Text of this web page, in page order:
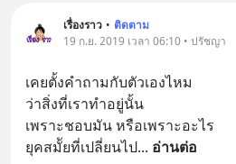
เรื่องราว • ติดตาม
19 ก.ย. 2019 เวลา 06:10 • ปรัชญา
เคยตั้งคำถามกับตัวเองไหม
ว่าสิ่งที่เราทำอยู่นั้น
เพราะชอบมัน หรือเพราะอะไร
ยุคสมััยที่เปลี่ยนไป... อ่านต่อ